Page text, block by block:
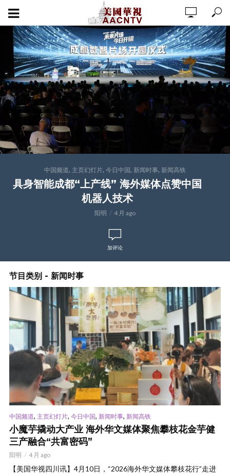
中国频道, 主页幻灯片, 今日中国, 新闻时事, 新闻高铁
具身智能成都“上产线” 海外媒体点赞中国
机器人技术
阳明 4 月 ago
加评论
节目类别 - 新闻时事
中国频道, 主页幻灯片, 今日中国, 新闻时事, 新闻高铁
小魔芋撬动大产业 海外华文媒体聚焦攀枝花金芋健
三产融合“共富密码”
阳明 4 月 ago
【美国华视四川讯】4月10日，“2026海外华文媒体攀枝花行”走进